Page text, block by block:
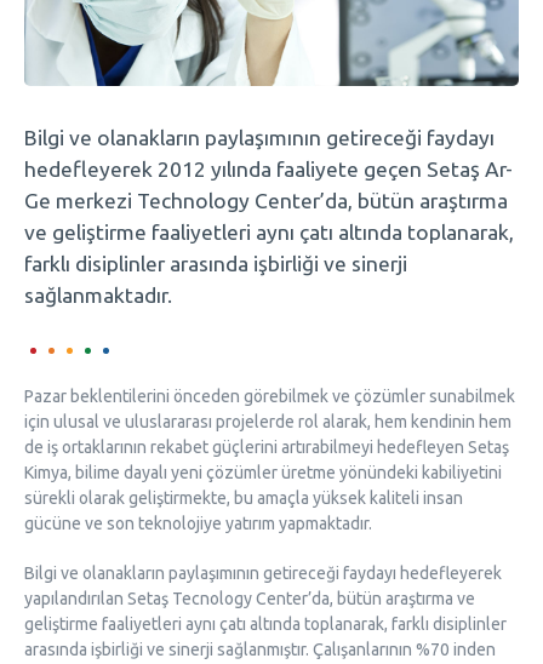
Bilgi ve olanakların paylaşımının getireceği faydayı
hedefleyerek 2012 yılında faaliyete geçen Setaş Ar-
Ge merkezi Technology Center’da, bütün araştırma
ve geliştirme faaliyetleri aynı çatı altında toplanarak,
farklı disiplinler arasında işbirliği ve sinerji
sağlanmaktadır.
Pazar beklentilerini önceden görebilmek ve çözümler sunabilmek
için ulusal ve uluslararası projelerde rol alarak, hem kendinin hem
de iş ortaklarının rekabet güçlerini artırabilmeyi hedefleyen Setaş
Kimya, bilime dayalı yeni çözümler üretme yönündeki kabiliyetini
sürekli olarak geliştirmekte, bu amaçla yüksek kaliteli insan
gücüne ve son teknolojiye yatırım yapmaktadır.
Bilgi ve olanakların paylaşımının getireceği faydayı hedefleyerek
yapılandırılan Setaş Tecnology Center’da, bütün araştırma ve
geliştirme faaliyetleri aynı çatı altında toplanarak, farklı disiplinler
arasında işbirliği ve sinerji sağlanmıştır. Çalışanlarının %70 inden